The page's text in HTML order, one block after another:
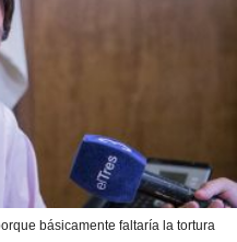
básicamente faltaría la tortura